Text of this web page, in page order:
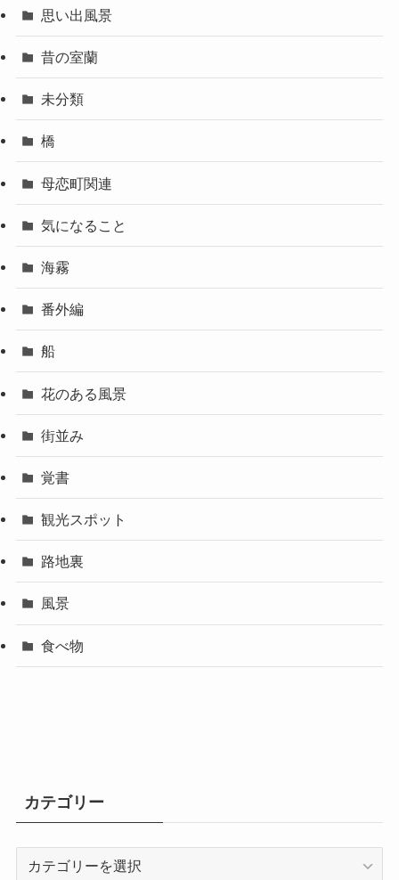
思い出風景
昔の室蘭
未分類
橋
母恋町関連
気になること
海霧
番外編
船
花のある風景
街並み
覚書
観光スポット
路地裏
風景
食べ物
カテゴリー